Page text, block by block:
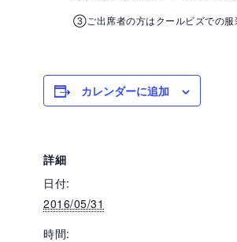
③ご出席者の方はクールビズでの服装
カレンダーに追加
詳細
日付:
2016/05/31
時間: